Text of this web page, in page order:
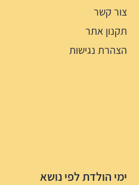
צור קשר
תקנון אתר
הצהרת נגישות
ימי הולדת לפי נושא